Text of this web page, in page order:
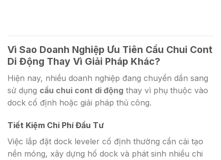
Vì Sao Doanh Nghiệp Ưu Tiên Cầu Chui Cont
Di Động Thay Vì Giải Pháp Khác?
Hiện nay, nhiều doanh nghiệp đang chuyển dần sang
sử dụng cầu chui cont di động thay vì phụ thuộc vào
dock cố định hoặc giải pháp thủ công.
Tiết Kiệm Chi Phí Đầu Tư
Việc lắp đặt dock leveler cố định thường cần cải tạo
nền móng, xây dựng hố dock và phát sinh nhiều chi